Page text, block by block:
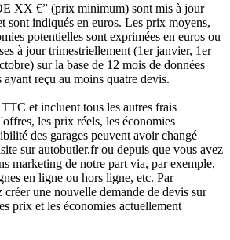
XX €” (prix minimum) sont mis à jour
sont indiqués en euros. Les prix moyens,
potentielles sont exprimées en euros ou
à jour trimestriellement (1er janvier, 1er
sur la base de 12 mois de données
ayant reçu au moins quatre devis.
et incluent tous les autres frais
les prix réels, les économies
des garages peuvent avoir changé
sur autobutler.fr ou depuis que vous avez
marketing de notre part via, par exemple,
en ligne ou hors ligne, etc. Par
créer une nouvelle demande de devis sur
prix et les économies actuellement